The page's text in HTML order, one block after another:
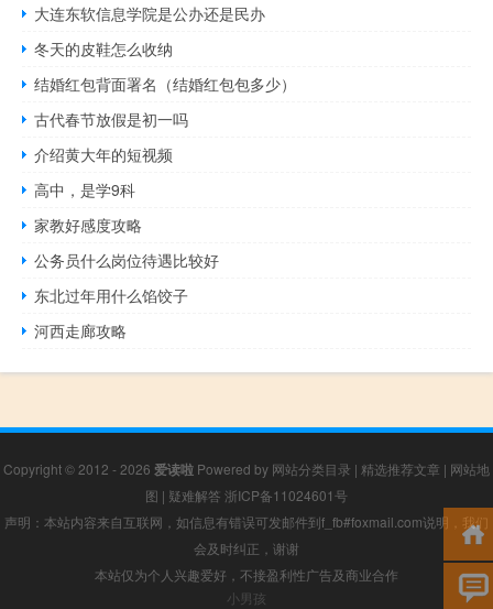
大连东软信息学院是公办还是民办
冬天的皮鞋怎么收纳
结婚红包背面署名（结婚红包包多少）
古代春节放假是初一吗
介绍黄大年的短视频
高中，是学9科
家教好感度攻略
公务员什么岗位待遇比较好
东北过年用什么馅饺子
河西走廊攻略
Copyright © 2012 - 2026 爱读啦 Powered by 网站分类目录 | 精选推荐文章 | 网站地
图 | 疑难解答 浙ICP备11024601号
声明：本站内容来自互联网，如信息有错误可发邮件到f_fb#foxmail.com说明，我们
会及时纠正，谢谢
本站仅为个人兴趣爱好，不接盈利性广告及商业合作
小男孩